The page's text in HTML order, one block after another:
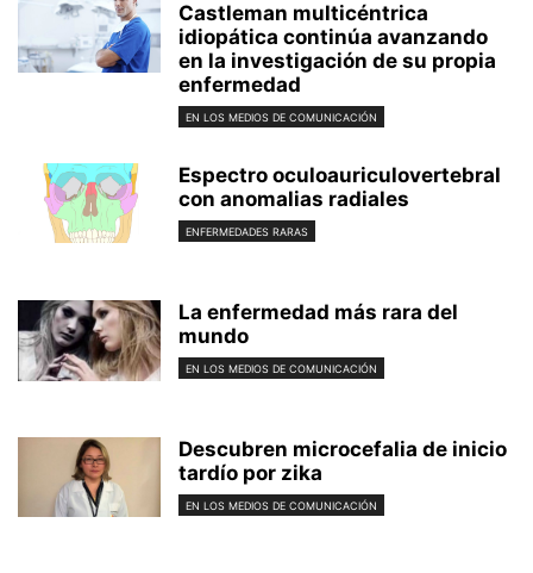
Castleman multicéntrica
idiopática continúa avanzando
en la investigación de su propia
enfermedad
EN LOS MEDIOS DE COMUNICACIÓN
Espectro oculoauriculovertebral
con anomalias radiales
ENFERMEDADES RARAS
La enfermedad más rara del
mundo
EN LOS MEDIOS DE COMUNICACIÓN
Descubren microcefalia de inicio
tardío por zika
EN LOS MEDIOS DE COMUNICACIÓN